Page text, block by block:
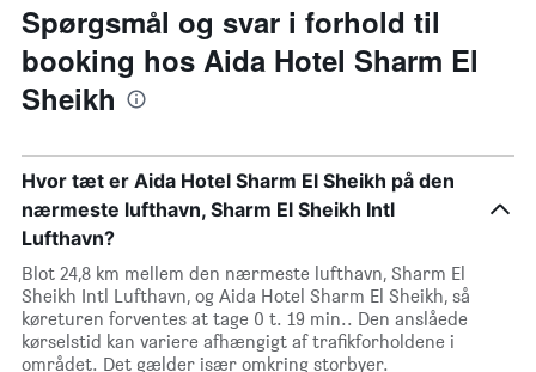
Spørgsmål og svar i forhold til
booking hos Aida Hotel Sharm El
Sheikh
Hvor tæt er Aida Hotel Sharm El Sheikh på den
nærmeste lufthavn, Sharm El Sheikh Intl
Lufthavn?
Blot 24,8 km mellem den nærmeste lufthavn, Sharm El
Sheikh Intl Lufthavn, og Aida Hotel Sharm El Sheikh, så
køreturen forventes at tage 0 t. 19 min.. Den anslåede
kørselstid kan variere afhængigt af trafikforholdene i
området. Det gælder især omkring storbyer.